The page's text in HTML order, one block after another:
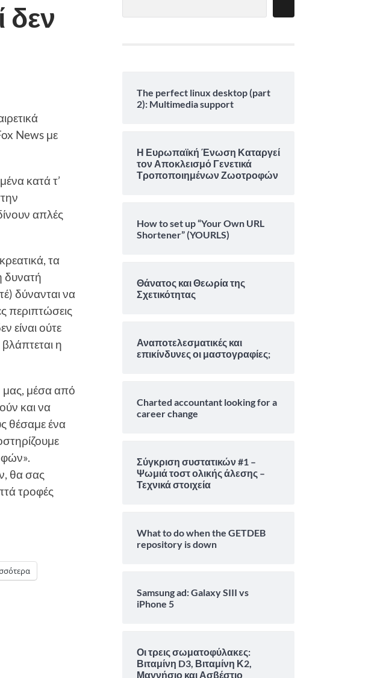
δεν
News με
κατά τ’
απλές
τα
δυνατή
δύνανται να
περιπτώσεις
είναι ούτε
η
μας, μέσα από
και να
θέσαμε ένα
θα σας
τροφές
The perfect linux desktop (part
2): Multimedia support
Η Ευρωπαϊκή Ένωση Καταργεί
τον Αποκλεισμό Γενετικά
Τροποποιημένων Ζωοτροφών
How to set up “Your Own URL
Shortener” (YOURLS)
Θάνατος και Θεωρία της
Σχετικότητας
Αναποτελεσματικές και
επικίνδυνες οι μαστογραφίες;
Charted accountant looking for a
career change
Σύγκριση συστατικών #1 –
Ψωμιά τοστ ολικής άλεσης –
Τεχνικά στοιχεία
What to do when the GETDEB
repository is down
Samsung ad: Galaxy SIII vs
iPhone 5
Οι τρεις σωματοφύλακες:
Βιταμίνη D3, Βιταμίνη Κ2,
Μαγνήσιο και Ασβέστιο